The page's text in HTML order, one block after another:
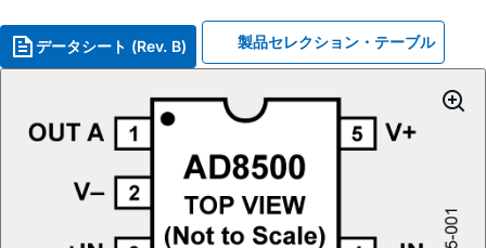
データシート (Rev. B) 製品セレクション・テーブル